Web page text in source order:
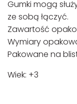
Gumki mogą
ze sobą łączyć.
Zawartość
Wymiary
Pakowane na
Wiek: +3